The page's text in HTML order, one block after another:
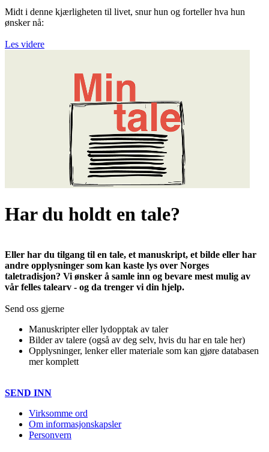
Midt i denne kjærligheten til livet, snur hun og forteller hva hun
ønsker nå:
Les videre
Har du holdt en tale?
Eller har du tilgang til en tale, et manuskript, et bilde eller har
andre opplysninger som kan kaste lys over Norges
taletradisjon? Vi ønsker å samle inn og bevare mest mulig av
vår felles talearv - og da trenger vi din hjelp.
Send oss gjerne
Manuskripter eller lydopptak av taler
Bilder av talere (også av deg selv, hvis du har en tale her)
Opplysninger, lenker eller materiale som kan gjøre databasen
mer komplett
SEND INN
Virksomme ord
Om informasjonskapsler
Personvern